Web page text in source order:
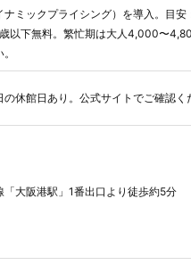
ナミックプライシング）を導入。目
以下無料。繁忙期は大人4,000〜
休館日あり。公式サイトでご確認く
「大阪港駅」1番出口より徒歩約5分